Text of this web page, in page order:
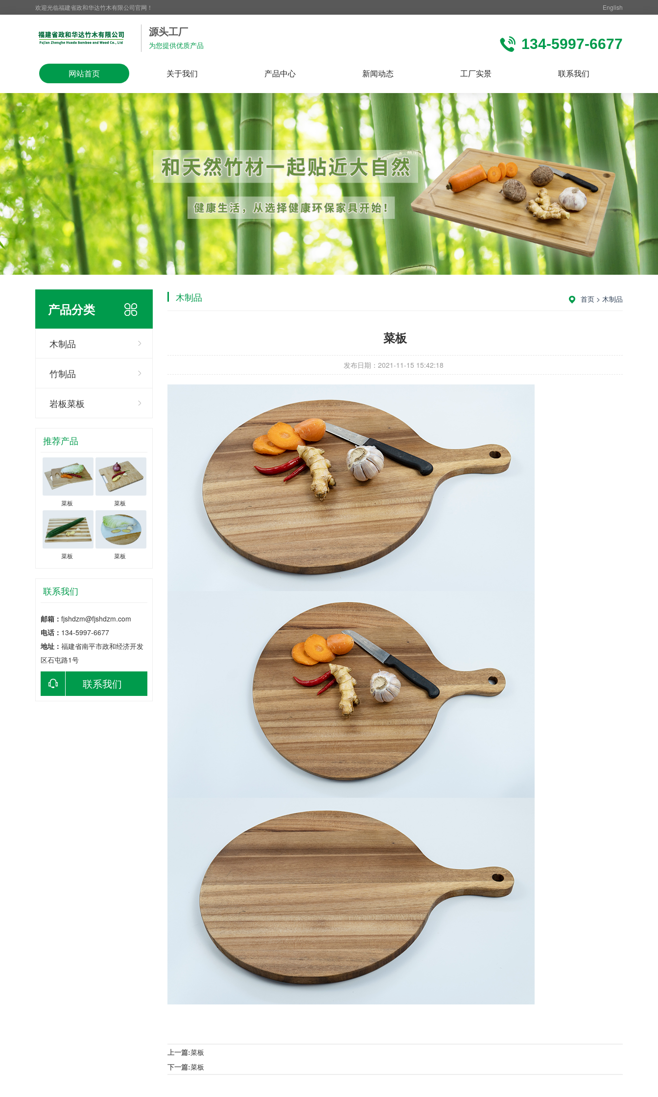
欢迎光临福建省政和华达竹木有限公司官网！ English
源头工厂
为您提供优质产品 134-5997-6677
网站首页 关于我们 产品中心 新闻动态 工厂实景 联系我们
产品分类
木制品
竹制品
岩板菜板
推荐产品
菜板 菜板
菜板 菜板
联系我们
邮箱： fjshdzm@fjshdzm.com
电话： 134-5997-6677
地址： 福建省南平市政和经济开发
区石屯路1号
联系我们
首页 > 木制品
木制品
菜板
发布日期：2021-11-15 15:42:18
上一篇:菜板
下一篇:菜板